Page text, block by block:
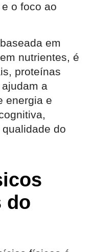
o foco ao
em
nutrientes, é
proteínas
a
energia e
do
do